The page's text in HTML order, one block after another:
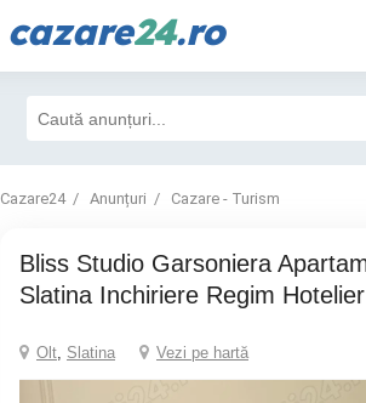
cazare24.ro
Cazare24 Anunțuri Cazare - Turism
Bliss Studio Garsoniera Apartament Central
Slatina Inchiriere Regim Hotelier
Olt, Slatina Vezi pe hartă